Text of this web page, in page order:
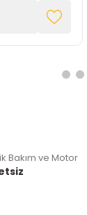
Bakım ve Motor